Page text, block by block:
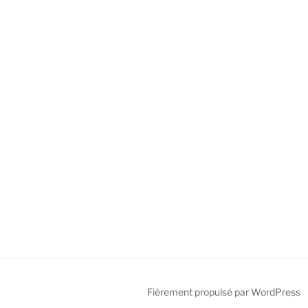
Fièrement propulsé par WordPress